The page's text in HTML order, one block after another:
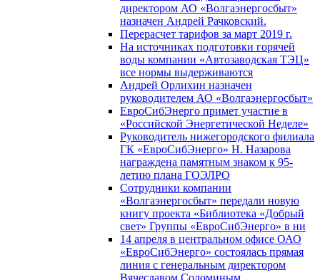
директором АО «Волгаэнергосбыт»
назначен Андрей Рачковский.
Перерасчет тарифов за март 2019 г.
На источниках подготовки горячей
воды компании «Автозаводская ТЭЦ»
все нормы выдерживаются
Андрей Орлихин назначен
руководителем АО «Волгаэнергосбыт»
ЕвроСибЭнерго примет участие в
«Российской Энергетической Неделе»
Руководитель нижегородского филиала
ГК «ЕвроСибЭнерго» Н. Назарова
награждена памятным знаком к 95-
летию плана ГОЭЛРО
Сотрудники компании
«Волгаэнергосбыт» передали новую
книгу проекта «Библиотека «Добрый
свет» Группы «ЕвроСибЭнерго» в ни
14 апреля в центральном офисе ОАО
«ЕвроСибЭнерго» состоялась прямая
линия с генеральным директором